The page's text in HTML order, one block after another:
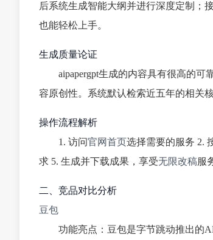
后系统生成智能大纲并进行深度定制；
也能轻松上手。
生成质量论证
aipapergpt生成的内容具有很高的
容原创性。系统默认检索近五年的相关
操作流程解析
1. 访问官网首页选择需要的服务 2.
求 5. 生成并下载成果，享受无限改稿服
二、竞品对比分析
豆包
功能亮点：豆包是字节跳动推出的